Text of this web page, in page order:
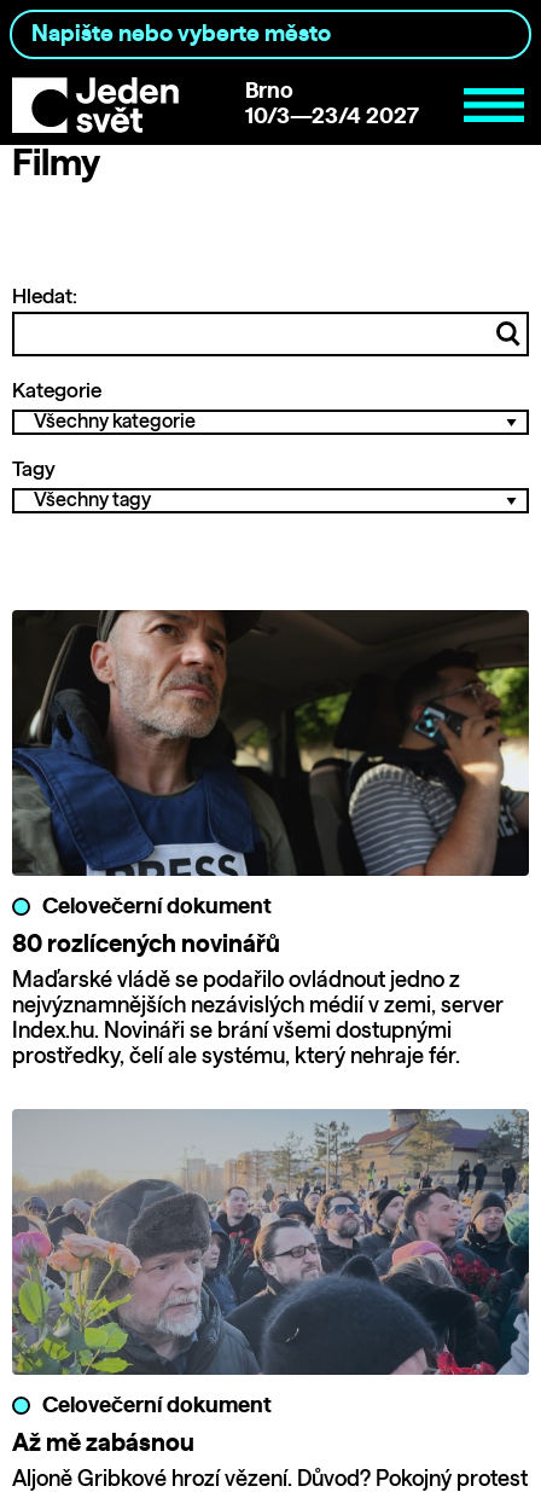
Brno
10/3—23/4 2027
Filmy
Hledat:
Kategorie
Tagy
Celovečerní dokument
80 rozlícených novinářů
Maďarské vládě se podařilo ovládnout jedno z
nejvýznamnějších nezávislých médií v zemi, server
Index.hu. Novináři se brání všemi dostupnými
prostředky, čelí ale systému, který nehraje fér.
Celovečerní dokument
Až mě zabásnou
Aljoně Gribkové hrozí vězení. Důvod? Pokojný protest